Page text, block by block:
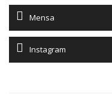
Mensa
Instagram